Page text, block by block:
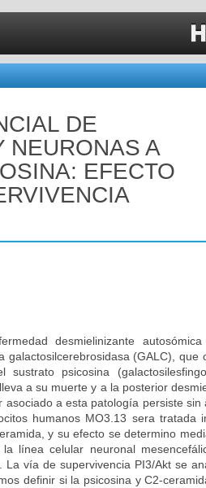
DE
NEURONAS A
EFECTO
desmielinizante autosómica
(GALC), que
psicosina
a su muerte y a la posterior
a esta patología persiste sin
humanos MO3.13 sera tratada
y su efecto se determino
línea celular neuronal
vía de supervivencia PI3/Akt se
definir si la psicosina y C2-